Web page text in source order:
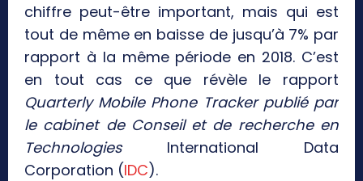
chiffre peut-être important, mais qui est
tout de même en baisse de jusqu’à 7% par
rapport à la même période en 2018. C’est
en tout cas ce que révèle le rapport
Quarterly Mobile Phone Tracker publié par
le cabinet de Conseil et de recherche en
Technologies International Data
Corporation (IDC).